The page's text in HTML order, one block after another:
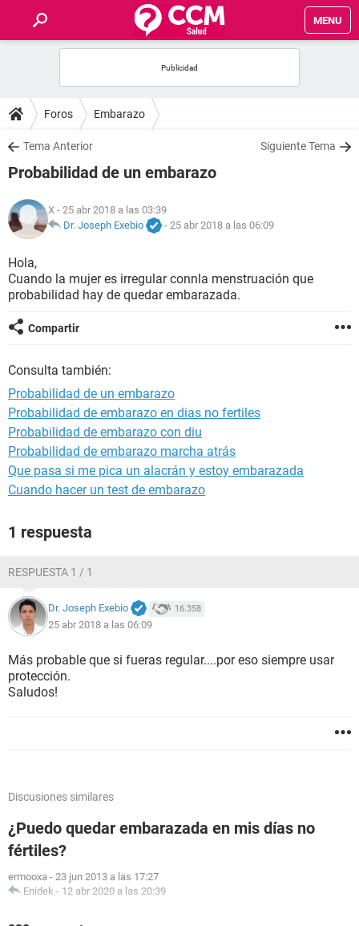
MENU
FOROS
SALUD
NUTRICIÓN
BIENESTAR
Foros Embarazo
Tema Anterior Siguiente Tema
Probabilidad de un embarazo
X - 25 abr 2018 a las 03:39
Dr. Joseph Exebio
- 25 abr 2018 a las 06:09
Hola,
Cuando la mujer es irregular connla menstruación que
probabilidad hay de quedar embarazada.
Compartir
Consulta también:
Probabilidad de un embarazo
Probabilidad de embarazo en dias no fertiles
Probabilidad de embarazo con diu
Probabilidad de embarazo marcha atrás
Que pasa si me pica un alacrán y estoy embarazada
Cuando hacer un test de embarazo
1 respuesta
RESPUESTA 1 / 1
Dr. Joseph Exebio 16.358
25 abr 2018 a las 06:09
Más probable que si fueras regular....por eso siempre usar
protección.
Saludos!
Discusiones similares
¿Puedo quedar embarazada en mis días no
fértiles?
ermooxa - 23 jun 2013 a las 17:27
Enidek - 12 abr 2020 a las 20:39